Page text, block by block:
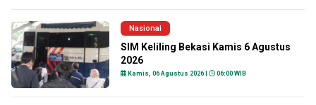
Nasional
SIM Keliling Bekasi Kamis 6 Agustus
2026
Kamis, 06 Agustus 2026 | 06:00 WIB